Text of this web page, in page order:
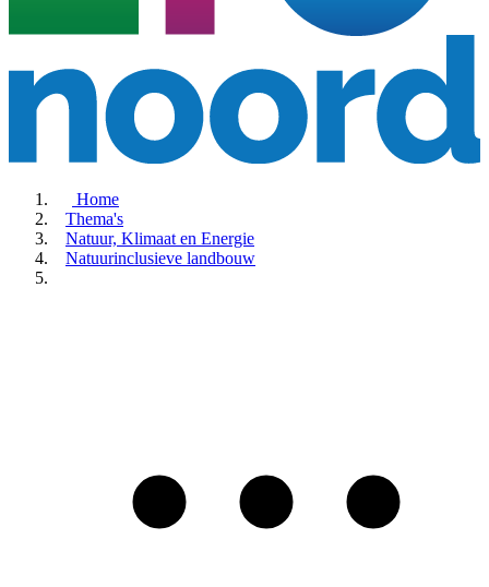
Home
Thema's
Natuur, Klimaat en Energie
Natuurinclusieve landbouw